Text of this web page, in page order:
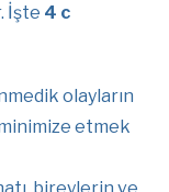
İşte 4 c
olayların
etmek